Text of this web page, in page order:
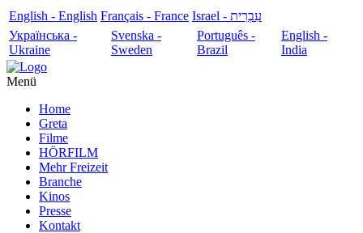
English - English Français - France
עִבְרִית - Israel
Українська -
Ukraine
Svenska -
Sweden
Português -
Brazil
English -
India
Menü
Home
Greta
Filme
HÖRFILM
Mehr Freizeit
Branche
Kinos
Presse
Kontakt